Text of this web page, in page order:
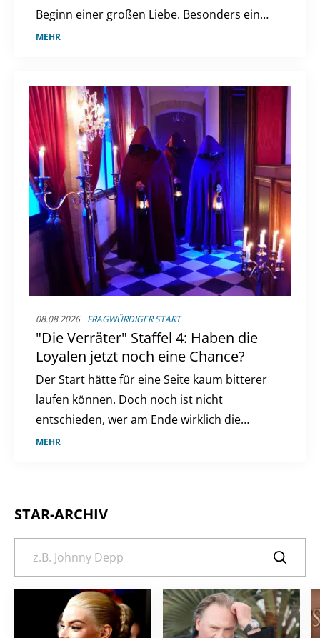
Beginn einer großen Liebe. Besonders ein
Moment blieb ihm bis heute im Herzen.
MEHR
08.08.2026 FRAGWÜRDIGER START
"Die Verräter" Staffel 4: Haben die
Loyalen jetzt noch eine Chance?
Der Start hätte für eine Seite kaum bitterer
laufen können. Doch noch ist nicht
entschieden, wer am Ende wirklich die
Kontrolle behält.
MEHR
STAR-ARCHIV